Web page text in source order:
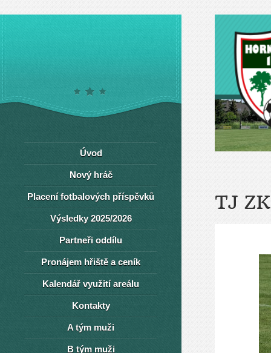
TJ
Úvod
Nový hráč
Placení fotbalových příspěvků
Výsledky 2025/2026
Partneři oddílu
Pronájem hřiště a ceník
Kalendář využití areálu
Kontakty
A tým muži
B tým muži